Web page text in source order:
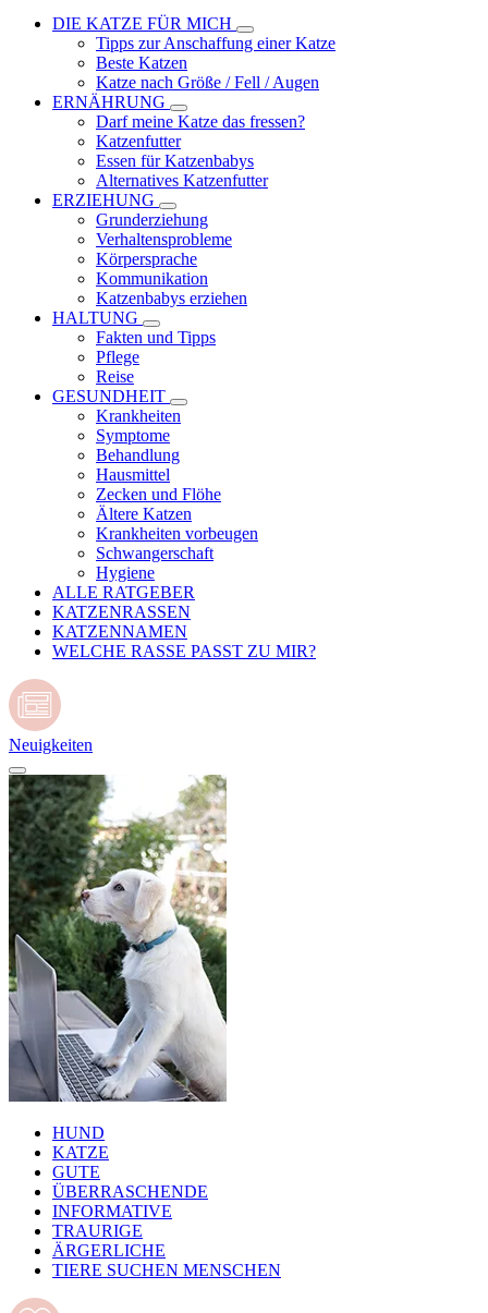
DIE KATZE FÜR MICH
Tipps zur Anschaffung einer Katze
Beste Katzen
Katze nach Größe / Fell / Augen
ERNÄHRUNG
Darf meine Katze das fressen?
Katzenfutter
Essen für Katzenbabys
Alternatives Katzenfutter
ERZIEHUNG
Grunderziehung
Verhaltensprobleme
Körpersprache
Kommunikation
Katzenbabys erziehen
HALTUNG
Fakten und Tipps
Pflege
Reise
GESUNDHEIT
Krankheiten
Symptome
Behandlung
Hausmittel
Zecken und Flöhe
Ältere Katzen
Krankheiten vorbeugen
Schwangerschaft
Hygiene
ALLE RATGEBER
KATZENRASSEN
KATZENNAMEN
WELCHE RASSE PASST ZU MIR?
Neuigkeiten
HUND
KATZE
GUTE
ÜBERRASCHENDE
INFORMATIVE
TRAURIGE
ÄRGERLICHE
TIERE SUCHEN MENSCHEN